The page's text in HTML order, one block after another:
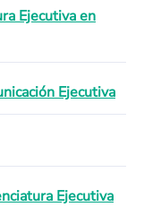
Ejecutiva en
Ejecutiva
Ejecutiva